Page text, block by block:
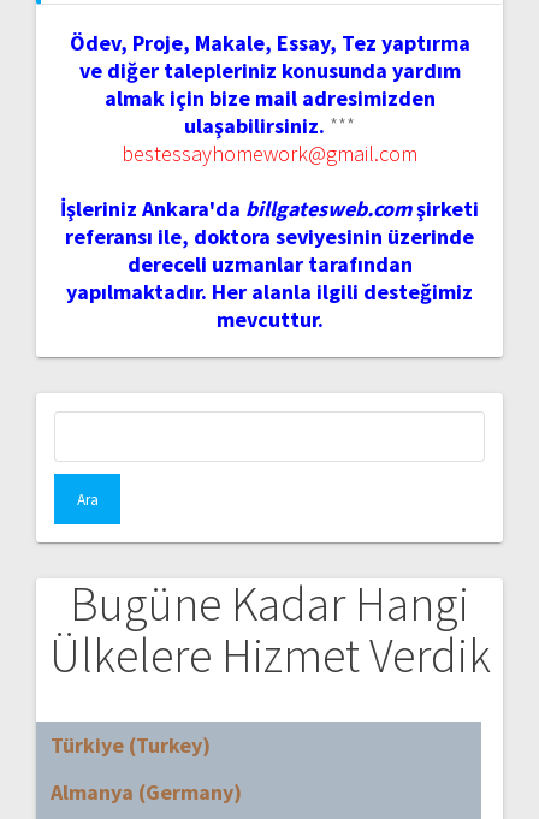
Ödev, Proje, Makale, Essay, Tez yaptırma
ve diğer talepleriniz konusunda yardım
almak için bize mail adresimizden
ulaşabilirsiniz. ***
bestessayhomework@gmail.com
İşleriniz Ankara'da billgatesweb.comşirketi
referansı ile, doktora seviyesinin üzerinde
dereceli uzmanlar tarafından
yapılmaktadır. Her alanla ilgili desteğimiz
mevcuttur.
Bugüne Kadar Hangi
Ülkelere Hizmet Verdik
Türkiye (Turkey)
Almanya (Germany)